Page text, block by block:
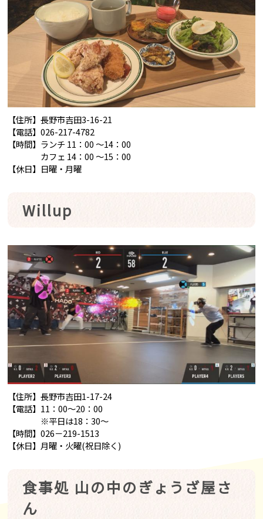
【住所】長野市吉田3-16-21
【電話】026-217-4782
【時間】ランチ 11：00 ～14：00
カフェ 14：00 ～15：00
【休日】日曜・月曜
Willup
【住所】長野市吉田1-17-24
【電話】11：00～20：00
※平日は18：30～
【時間】026－219-1513
【休日】月曜・火曜(祝日除く)
食事処 山の中のぎょうざ屋さ
ん